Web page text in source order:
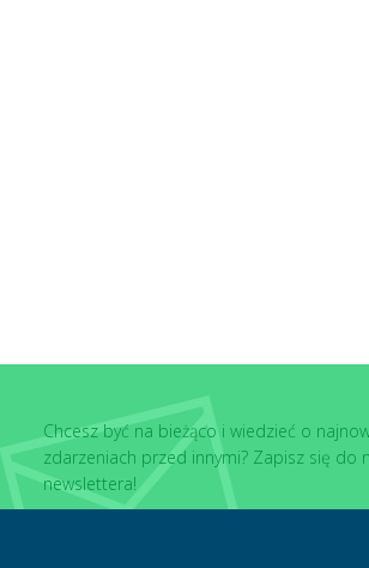
Chcesz być na bieżąco i wiedzieć o
zdarzeniach przed innymi? Zapisz się do
newslettera!